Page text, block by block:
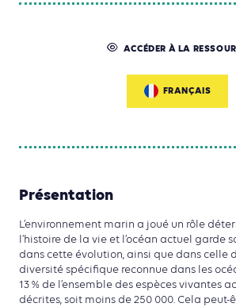
ACCÉDER À LA
FRANÇAIS
Présentation
L’environnement marin a joué un rôle
l’histoire de la vie et l’océan actuel garde
dans cette évolution, ainsi que dans celle
diversité spécifique reconnue dans les
13 % de l’ensemble des espèces vivantes
décrites, soit moins de 250 000. Cela peut-